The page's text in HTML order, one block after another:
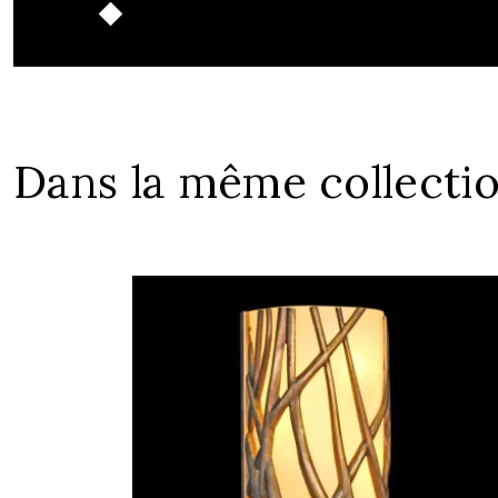
Dans la même